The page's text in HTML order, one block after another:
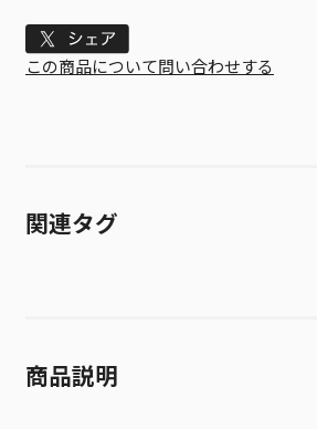
Tweet
この商品について問い合わせする
関連タグ
商品説明